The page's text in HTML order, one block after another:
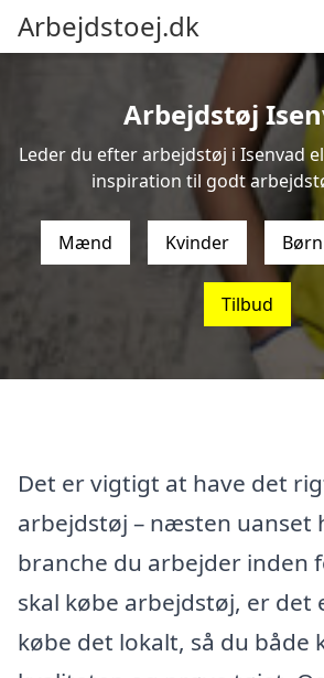
Arbejdstoej.dk
Arbejdstøj
Leder du efter arbejdstøj i Isenvad
inspiration til godt
Mænd Kvinder Børn
Tilbud
Det er vigtigt at have det
arbejdstøj – næsten uanset
branche du arbejder inden
skal købe arbejdstøj, er det
købe det lokalt, så du både